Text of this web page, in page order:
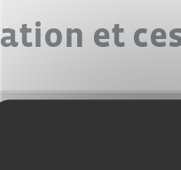
et
la fiche : F31618.xml